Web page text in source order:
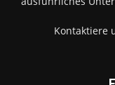
Kontaktiere